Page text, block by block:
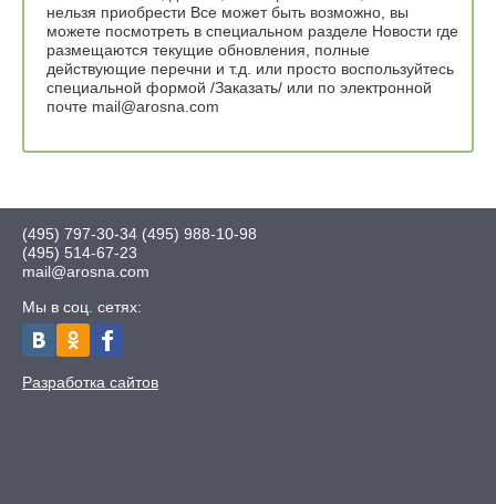
нельзя приобрести Все может быть возможно, вы
можете посмотреть в специальном разделе Новости где
размещаются текущие обновления, полные
действующие перечни и т.д. или просто воспользуйтесь
специальной формой /Заказать/ или по электронной
почте mail@arosna.com
(495) 797-30-34 (495) 988-10-98
(495) 514-67-23
mail@arosna.com
Мы в соц. сетях:
Разработка сайтов